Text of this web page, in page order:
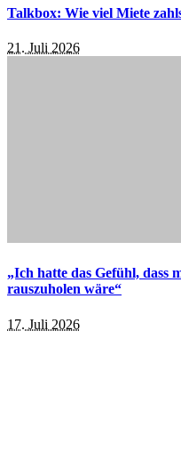
Talkbox: Wie viel Miete
21. Juli 2026
„Ich hatte das Gefühl, dass
rauszuholen wäre“
17. Juli 2026